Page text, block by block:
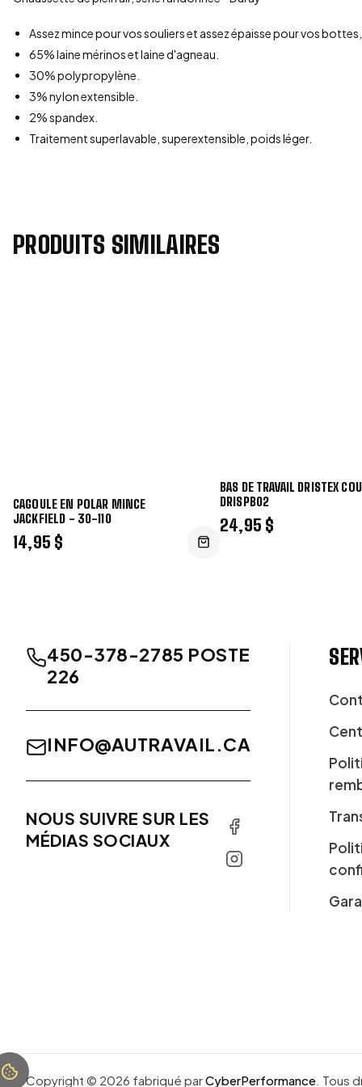
Assez mince pour vos souliers et assez épaisse pour vos
65% laine mérinos et laine d'agneau.
30% polypropylène.
3% nylon extensible.
2% spandex.
Traitement superlavable, superextensible, poids léger.
PRODUITS SIMILAIRES
CAGOULE EN POLAR MINCE
JACKFIELD - 30-110
14,95 $
BAS DE TRAVAIL DRISTEX
DRISPB02
24,95 $
450-378-2785 POSTE
226
INFO@AUTRAVAIL.CA
NOUS SUIVRE SUR LES
MÉDIAS SOCIAUX
Copyright © 2026 fabriqué parCyberPerformance Tous